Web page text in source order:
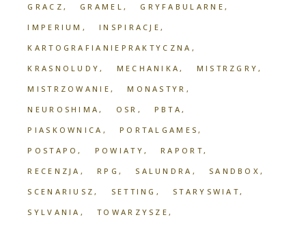
GRACZ
GRAMEL
GRYFABULARNE
IMPERIUM
INSPIRACJE
KARTOGRAFIANIEPRAKTYCZNA
KRASNOLUDY
MECHANIKA
MISTRZGRY
MISTRZOWANIE
MONASTYR
NEUROSHIMA
OSR
PBTA
PIASKOWNICA
PORTALGAMES
POSTAPO
POWIATY
RAPORT
RECENZJA
RPG SALUNDRA
SANDBOX
SCENARIUSZ
SETTING
STARYSWIAT
SYLVANIA
TOWARZYSZE